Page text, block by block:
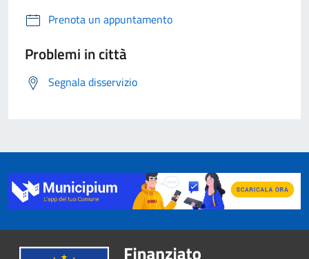
Prenota un appuntamento
Problemi in città
Segnala disservizio